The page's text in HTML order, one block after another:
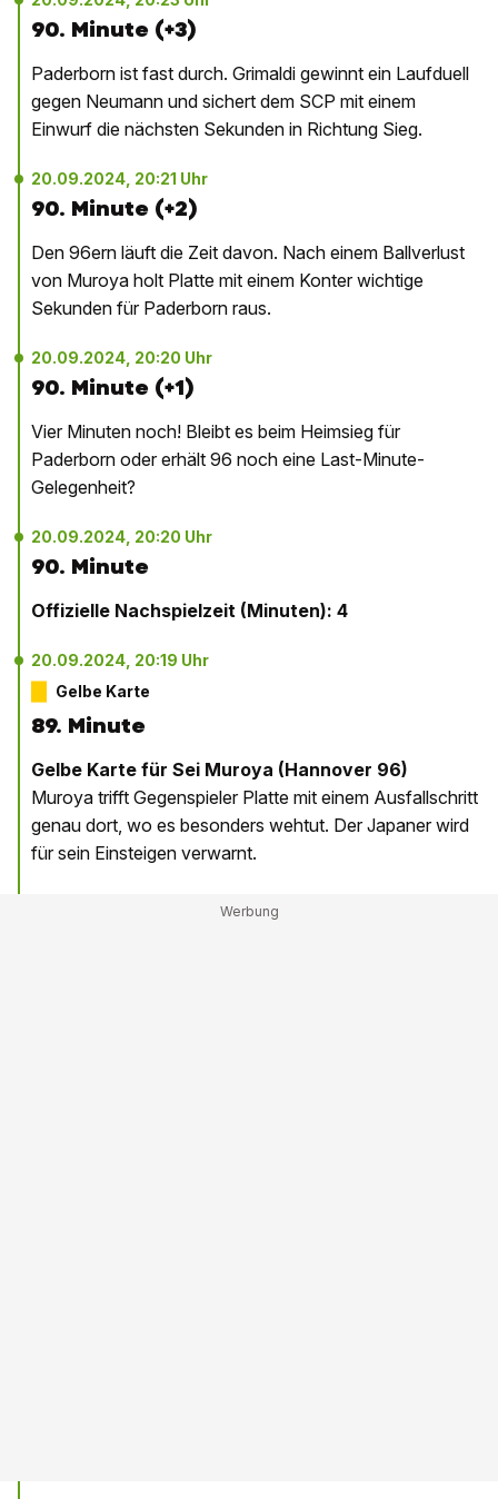
90. Minute (+3)
Paderborn ist fast durch. Grimaldi gewinnt ein Laufduell
gegen Neumann und sichert dem SCP mit einem
Einwurf die nächsten Sekunden in Richtung Sieg.
20.09.2024, 20:21 Uhr
90. Minute (+2)
Den 96ern läuft die Zeit davon. Nach einem Ballverlust
von Muroya holt Platte mit einem Konter wichtige
Sekunden für Paderborn raus.
20.09.2024, 20:20 Uhr
90. Minute (+1)
Vier Minuten noch! Bleibt es beim Heimsieg für
Paderborn oder erhält 96 noch eine Last-Minute-
Gelegenheit?
20.09.2024, 20:20 Uhr
90. Minute
Offizielle Nachspielzeit (Minuten): 4
20.09.2024, 20:19 Uhr
Gelbe Karte
89. Minute
Gelbe Karte für Sei Muroya (Hannover 96)
Muroya trifft Gegenspieler Platte mit einem Ausfallschritt
genau dort, wo es besonders wehtut. Der Japaner wird
für sein Einsteigen verwarnt.